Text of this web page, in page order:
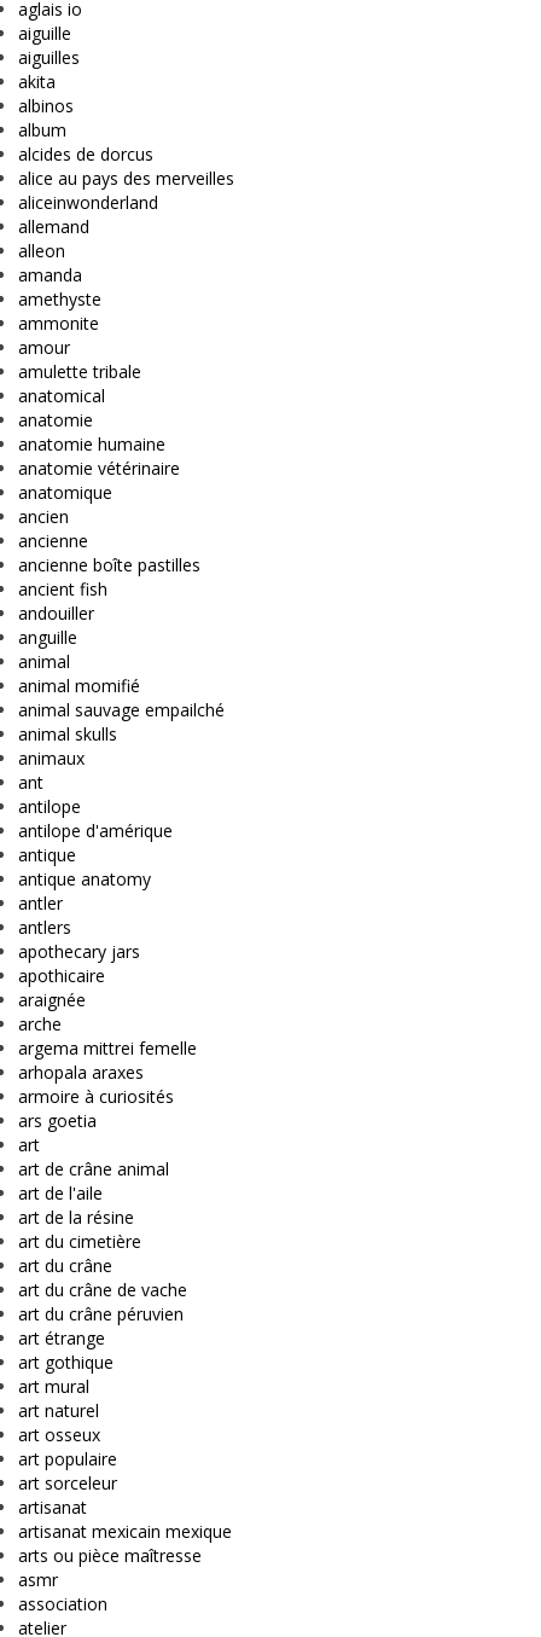
aglais io
aiguille
aiguilles
akita
albinos
album
alcides de dorcus
alice au pays des merveilles
aliceinwonderland
allemand
alleon
amanda
amethyste
ammonite
amour
amulette tribale
anatomical
anatomie
anatomie humaine
anatomie vétérinaire
anatomique
ancien
ancienne
ancienne boîte pastilles
ancient fish
andouiller
anguille
animal
animal momifié
animal sauvage empailché
animal skulls
animaux
ant
antilope
antilope d'amérique
antique
antique anatomy
antler
antlers
apothecary jars
apothicaire
araignée
arche
argema mittrei femelle
arhopala araxes
armoire à curiosités
ars goetia
art
art de crâne animal
art de l'aile
art de la résine
art du cimetière
art du crâne
art du crâne de vache
art du crâne péruvien
art étrange
art gothique
art mural
art naturel
art osseux
art populaire
art sorceleur
artisanat
artisanat mexicain mexique
arts ou pièce maîtresse
asmr
association
atelier